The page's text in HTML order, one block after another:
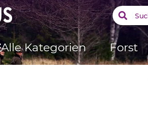
Alle Kategorien Forst